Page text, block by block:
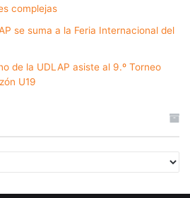
complejas
se suma a la Feria Internacional del
de la UDLAP asiste al 9.º Torneo
U19